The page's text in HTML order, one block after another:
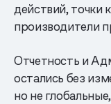
действий, точки
производители
Отчетность и
остались без
но не